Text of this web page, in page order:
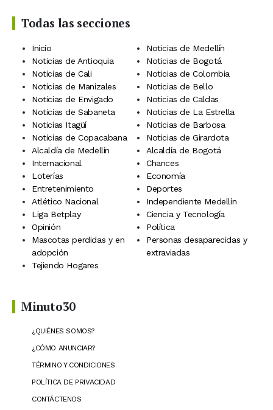
Todas las secciones
Inicio
Noticias de Medellín
Noticias de Antioquia
Noticias de Bogotá
Noticias de Cali
Noticias de Colombia
Noticias de Manizales
Noticias de Bello
Noticias de Envigado
Noticias de Caldas
Noticias de Sabaneta
Noticias de La Estrella
Noticias Itagüí
Noticias de Barbosa
Noticias de Copacabana
Noticias de Girardota
Alcaldía de Medellín
Alcaldía de Bogotá
Internacional
Chances
Loterías
Economía
Entretenimiento
Deportes
Atlético Nacional
Independiente Medellín
Liga Betplay
Ciencia y Tecnología
Opinión
Política
Mascotas perdidas y en
adopción
Personas desaparecidas y
extraviadas
Tejiendo Hogares
Minuto30
¿QUIÉNES SOMOS?
¿CÓMO ANUNCIAR?
TÉRMINO Y CONDICIONES
POLÍTICA DE PRIVACIDAD
CONTÁCTENOS